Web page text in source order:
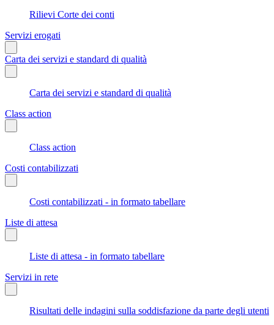
Rilievi Corte dei conti
Servizi erogati
Carta dei servizi e standard di qualità
Carta dei servizi e standard di qualità
Class action
Class action
Costi contabilizzati
Costi contabilizzati - in formato tabellare
Liste di attesa
Liste di attesa - in formato tabellare
Servizi in rete
Risultati delle indagini sulla soddisfazione da parte degli utenti